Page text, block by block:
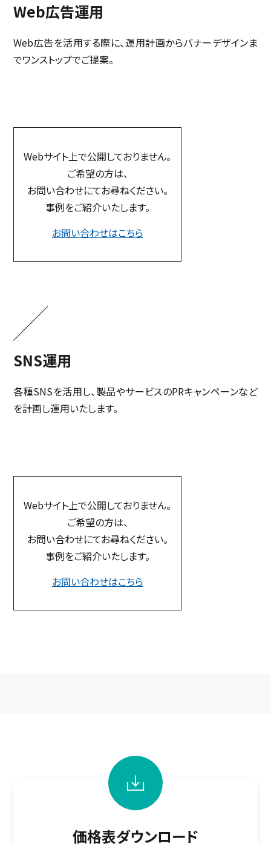
Web広告運用
Web広告を活用する際に、運用計画からバナーデザインま
でワンストップでご提案。
Webサイト上で公開しておりません。
ご希望の方は、
お問い合わせにてお尋ねください。
事例をご紹介いたします。
お問い合わせはこちら
SNS運用
各種SNSを活用し、製品やサービスのPRキャンペーンなど
を計画し運用いたします。
Webサイト上で公開しておりません。
ご希望の方は、
お問い合わせにてお尋ねください。
事例をご紹介いたします。
お問い合わせはこちら
価格表ダウンロード